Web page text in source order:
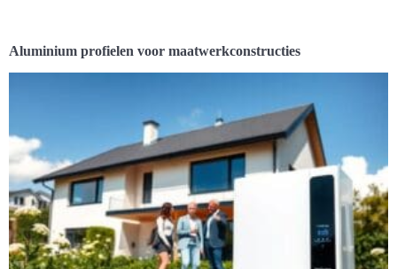
Aluminium profielen voor maatwerkconstructies